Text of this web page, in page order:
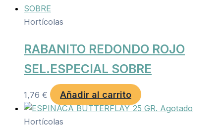
Hortícolas
RABANITO REDONDO ROJO
SEL.ESPECIAL SOBRE
1,76 € Añadir al carrito
Agotado
Hortícolas